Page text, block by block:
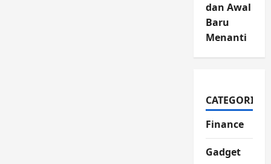
dan Awal
Baru
Menanti
CATEGORIES
Finance
Gadget